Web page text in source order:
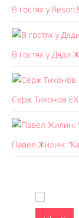
В гостях у
В гостях у Дяди
Серж Тихонов
Павел Жилин: